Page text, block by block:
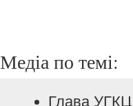
Медіа по темі:
Глава УГКЦ